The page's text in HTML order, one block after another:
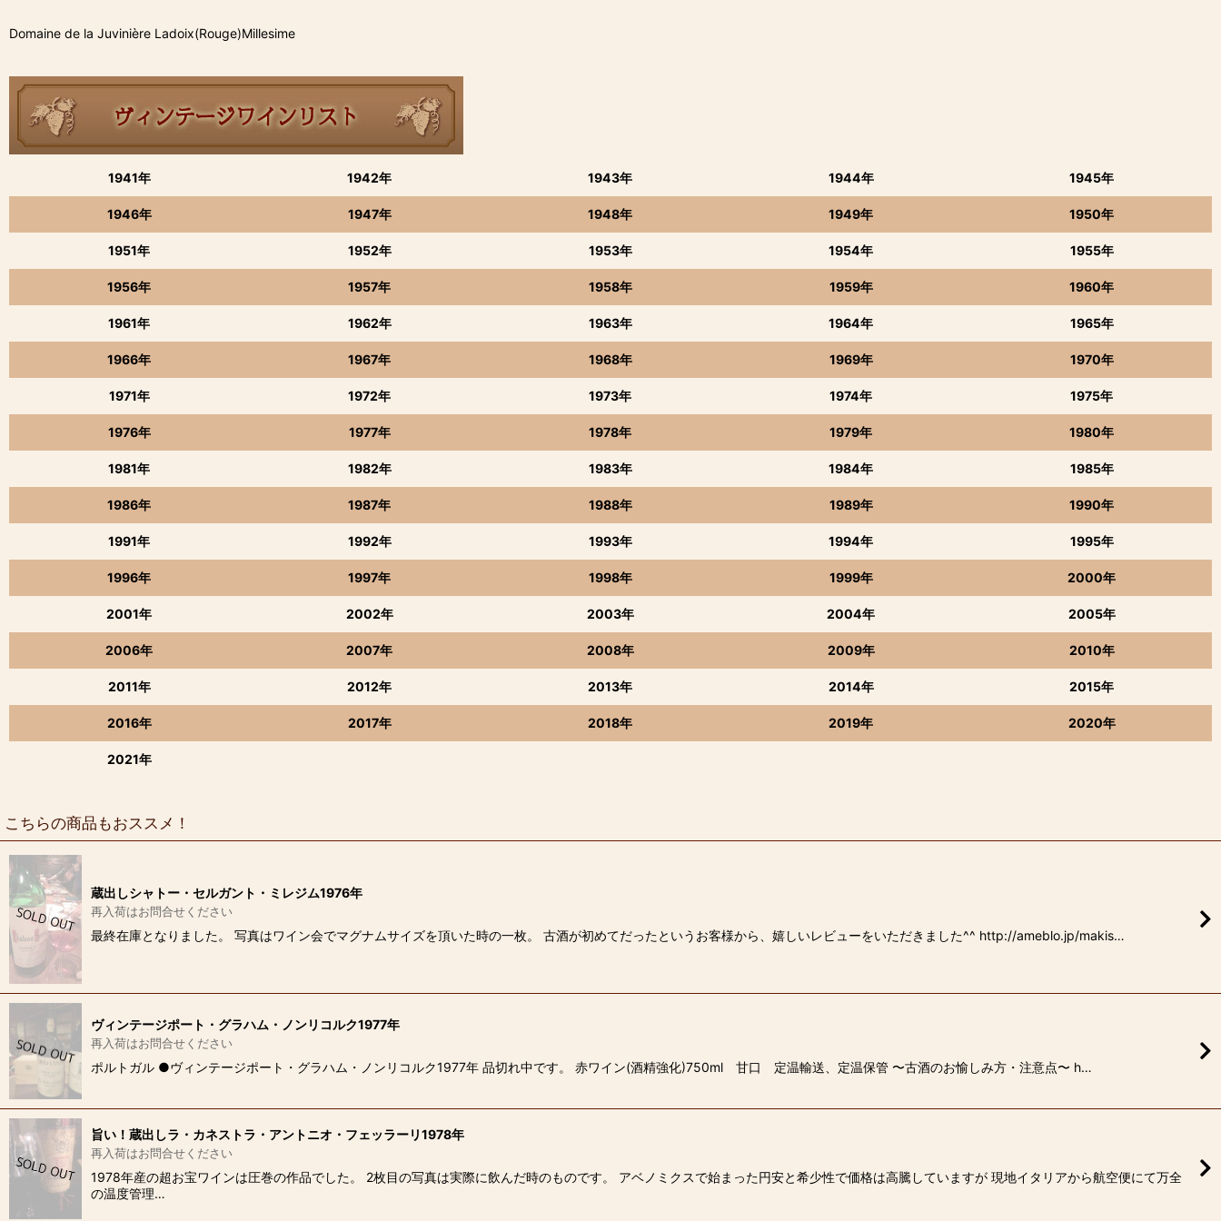
Domaine de la Juvinière Ladoix(Rouge)Millesime
1941年 1942年 1943年 1944年 1945年
1946年 1947年 1948年 1949年 1950年
1951年 1952年 1953年 1954年 1955年
1956年 1957年 1958年 1959年 1960年
1961年 1962年 1963年 1964年 1965年
1966年 1967年 1968年 1969年 1970年
1971年 1972年 1973年 1974年 1975年
1976年 1977年 1978年 1979年 1980年
1981年 1982年 1983年 1984年 1985年
1986年 1987年 1988年 1989年 1990年
1991年 1992年 1993年 1994年 1995年
1996年 1997年 1998年 1999年 2000年
2001年 2002年 2003年 2004年 2005年
2006年 2007年 2008年 2009年 2010年
2011年 2012年 2013年 2014年 2015年
2016年 2017年 2018年 2019年 2020年
2021年
こちらの商品もおススメ！
蔵出しシャトー・セルガント・ミレジム1976年
再入荷はお問合せください
最終在庫となりました。 写真はワイン会でマグナムサイズを頂いた時の一枚。 古酒が初めてだったというお客様から、嬉しいレビューをいただきました^^ http://ameblo.jp/makis…
ヴィンテージポート・グラハム・ノンリコルク1977年
再入荷はお問合せください
ポルトガル ●ヴィンテージポート・グラハム・ノンリコルク1977年 品切れ中です。 赤ワイン(酒精強化)750ml 甘口 定温輸送、定温保管 〜古酒のお愉しみ方・注意点〜 h…
旨い！蔵出しラ・カネストラ・アントニオ・フェッラーリ1978年
再入荷はお問合せください
1978年産の超お宝ワインは圧巻の作品でした。 2枚目の写真は実際に飲んだ時のものです。 アベノミクスで始まった円安と希少性で価格は高騰していますが 現地イタリアから航空便にて万全
の温度管理…